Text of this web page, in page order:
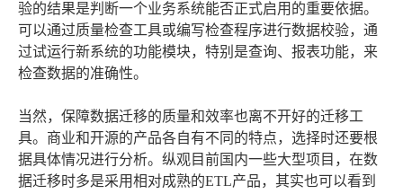
验的结果是判断一个业务系统能否正式启用的重要依据。
可以通过质量检查工具或编写检查程序进行数据校验，通
过试运行新系统的功能模块，特别是查询、报表功能，来
检查数据的准确性。
当然，保障数据迁移的质量和效率也离不开好的迁移工
具。商业和开源的产品各自有不同的特点，选择时还要根
据具体情况进行分析。纵观目前国内一些大型项目，在数
据迁移时多是采用相对成熟的ETL产品，其实也可以看到